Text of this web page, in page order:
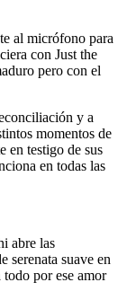
al micrófono para
con Just the
pero con el
y a
momentos de
en testigo de sus
en todas las
abre las
serenata suave en
todo por ese amor